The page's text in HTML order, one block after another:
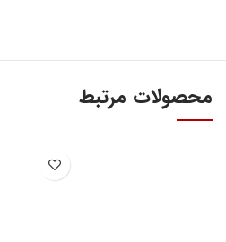
محصولات مرتبط